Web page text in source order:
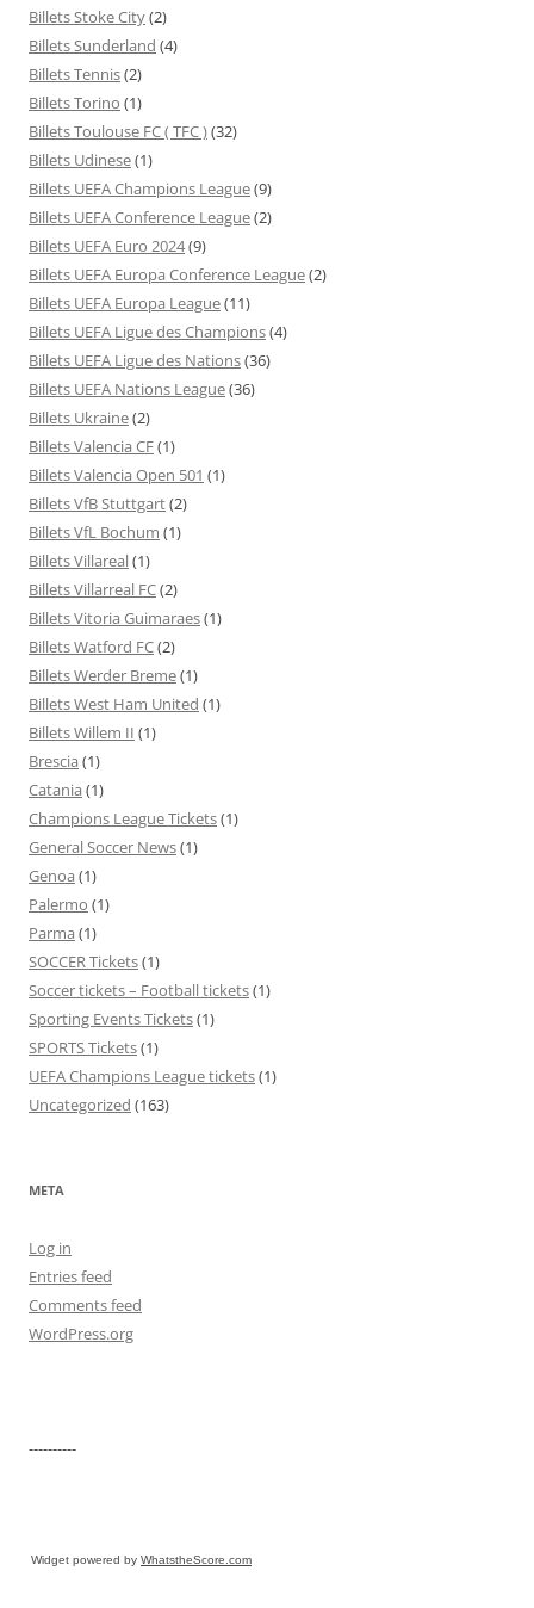
Billets Stoke City(2)
Billets Sunderland (4)
Billets Tennis(2)
Billets Torino (1)
Billets Toulouse FC ( TFC )(32)
Billets Udinese(1)
Billets UEFA Champions League(9)
Billets UEFA Conference League(2)
Billets UEFA Euro 2024(9)
Billets UEFA Europa Conference League(2)
Billets UEFA Europa League(11)
Billets UEFA Ligue des Champions(4)
Billets UEFA Ligue des Nations(36)
Billets UEFA Nations League(36)
Billets Ukraine(2)
Billets Valencia CF(1)
Billets Valencia Open 501 (1)
Billets VfB Stuttgart(2)
Billets VfL Bochum (1)
Billets Villareal(1)
Billets Villarreal FC(2)
Billets Vitoria Guimaraes(1)
Billets Watford FC(2)
Billets Werder Breme(1)
Billets West Ham United (1)
Billets Willem II (1)
Brescia (1)
Catania (1)
Champions League Tickets(1)
General Soccer News(1)
Genoa (1)
Palermo (1)
Parma (1)
SOCCER Tickets(1)
Soccer tickets – Football tickets(1)
Sporting Events Tickets(1)
SPORTS Tickets(1)
UEFA Champions League tickets(1)
Uncategorized (163)
META
Log in
Entries feed
Comments feed
WordPress.org
----------
Widget powered by WhatstheScore.com